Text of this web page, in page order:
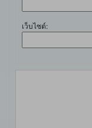
เว็บไซต์: